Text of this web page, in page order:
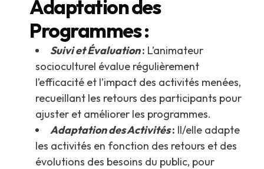
Adaptation des
Programmes :
Suivi et Évaluation: L’animateur
socioculturel évalue régulièrement
l’efficacité et l’impact des activités menées,
recueillant les retours des participants pour
ajuster et améliorer les programmes.
Adaptation des Activités: Il/elle adapte
les activités en fonction des retours et des
évolutions des besoins du public, pour